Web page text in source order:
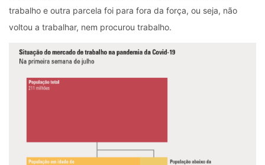
trabalho e outra parcela foi para fora da força, ou seja, não
voltou a trabalhar, nem procurou trabalho.